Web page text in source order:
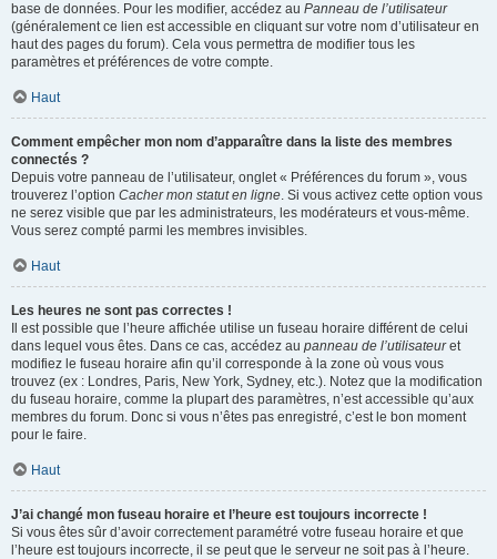
base de données. Pour les modifier, accédez au Panneau de l’utilisateur
(généralement ce lien est accessible en cliquant sur votre nom d’utilisateur en
haut des pages du forum). Cela vous permettra de modifier tous les
paramètres et préférences de votre compte.
Haut
Comment empêcher mon nom d’apparaître dans la liste des membres
connectés ?
Depuis votre panneau de l’utilisateur, onglet « Préférences du forum », vous
trouverez l’option Cacher mon statut en ligne. Si vous activez cette option vous
ne serez visible que par les administrateurs, les modérateurs et vous-même.
Vous serez compté parmi les membres invisibles.
Haut
Les heures ne sont pas correctes !
Il est possible que l’heure affichée utilise un fuseau horaire différent de celui
dans lequel vous êtes. Dans ce cas, accédez au panneau de l’utilisateuret
modifiez le fuseau horaire afin qu’il corresponde à la zone où vous vous
trouvez (ex : Londres, Paris, New York, Sydney, etc.). Notez que la modification
du fuseau horaire, comme la plupart des paramètres, n’est accessible qu’aux
membres du forum. Donc si vous n’êtes pas enregistré, c’est le bon moment
pour le faire.
Haut
J’ai changé mon fuseau horaire et l’heure est toujours incorrecte !
Si vous êtes sûr d’avoir correctement paramétré votre fuseau horaire et que
l’heure est toujours incorrecte, il se peut que le serveur ne soit pas à l’heure.